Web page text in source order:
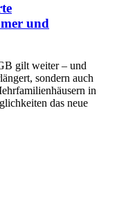
und
gilt weiter – und
sondern auch
in
das neue